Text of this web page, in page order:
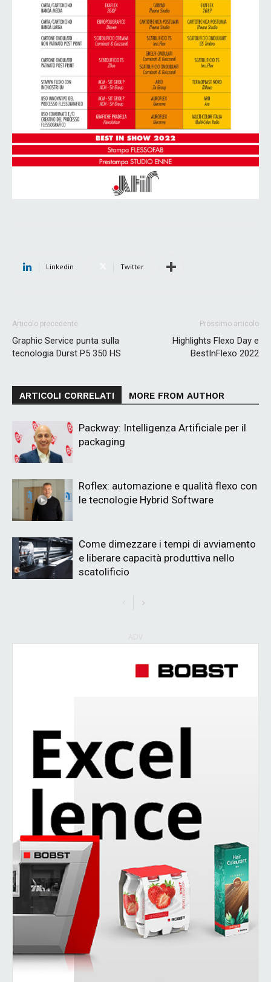
Linkedin Twitter
Articolo precedente
Graphic Service punta sulla
tecnologia Durst P5 350 HS
Prossimo articolo
Highlights Flexo Day e
BestInFlexo 2022
ARTICOLI CORRELATI MORE FROM AUTHOR
Packway: Intelligenza Artificiale per il
packaging
Roflex: automazione e qualità flexo con
le tecnologie Hybrid Software
Come dimezzare i tempi di avviamento
e liberare capacità produttiva nello
scatolificio